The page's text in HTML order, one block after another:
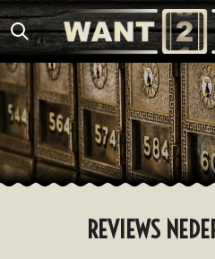
Ga
direct
naar
de
hoofdinhoud
REVIEWS